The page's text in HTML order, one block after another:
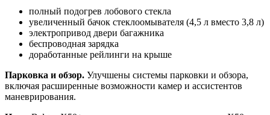
полный подогрев лобового стекла
увеличенный бачок стеклоомывателя (4,5 л вместо 3,8 л)
электропривод двери багажника
беспроводная зарядка
доработанные рейлинги на крыше
Парковка и обзор. Улучшены системы парковки и обзора,
включая расширенные возможности камер и ассистентов
маневрирования.